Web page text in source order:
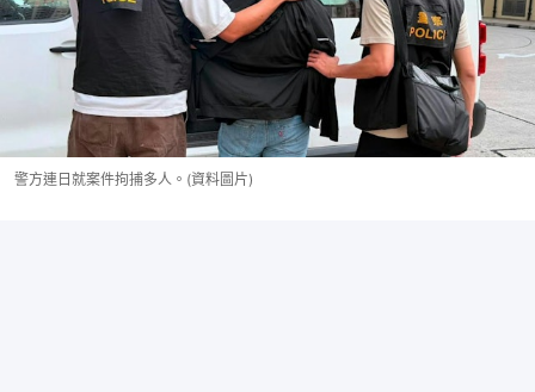
警方連日就案件拘捕多人。(資料圖片)